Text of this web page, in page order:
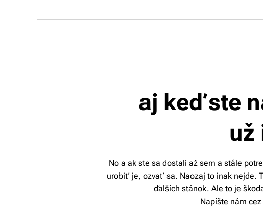
aj keď ste
už
No a ak ste sa dostali až sem a stále
urobiť je, ozvať sa. Naozaj to inak nejde.
ďalších stánok. Ale to je
Napíšte nám